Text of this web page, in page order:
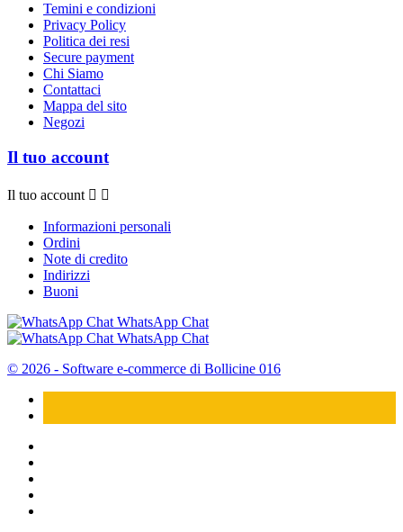
Temini e condizioni
Privacy Policy
Politica dei resi
Secure payment
Chi Siamo
Contattaci
Mappa del sito
Negozi
Il tuo account
Il tuo account  
Informazioni personali
Ordini
Note di credito
Indirizzi
Buoni
WhatsApp Chat
WhatsApp Chat
© 2026 - Software e-commerce di Bollicine 016